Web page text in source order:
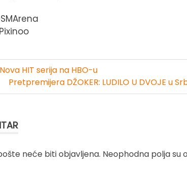
HIT serija na HBO-u
Pretpremijera DŽOKER: LUDILO U DVOJE u
neće biti objavljena. Neophodna polja su